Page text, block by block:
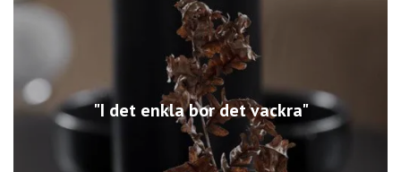
"I det enkla bor det vackra"